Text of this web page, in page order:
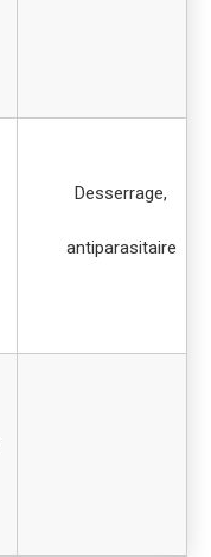
Desserrage,
antiparasitaire